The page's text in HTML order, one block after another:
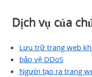
Dịch vụ của
Lưu trữ trang web
bảo vệ DDoS
Người tạo ra trang